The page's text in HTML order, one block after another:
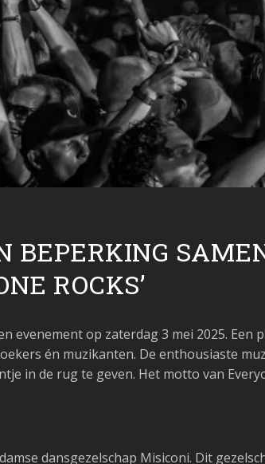
BEPERKING
ROCKS’
evenement op zaterdag 3 mei 2025. Een
én muzikanten. De enthousiaste
in de rug te geven. Het motto van
dansgezelschap Misiconi. Dit